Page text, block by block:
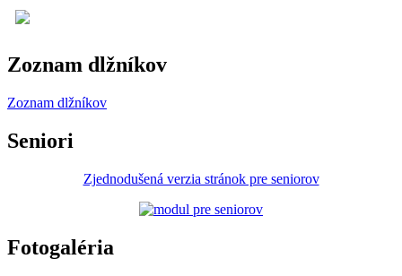
Zoznam dlžníkov
Zoznam dlžníkov
Seniori
Zjednodušená verzia stránok pre seniorov
Fotogaléria